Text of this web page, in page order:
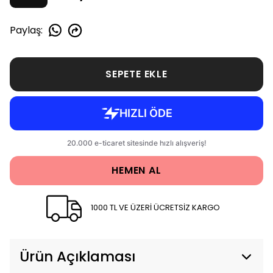
Paylaş:
SEPETE EKLE
HEMEN AL
1000 TL VE ÜZERİ ÜCRETSİZ KARGO
Ürün Açıklaması